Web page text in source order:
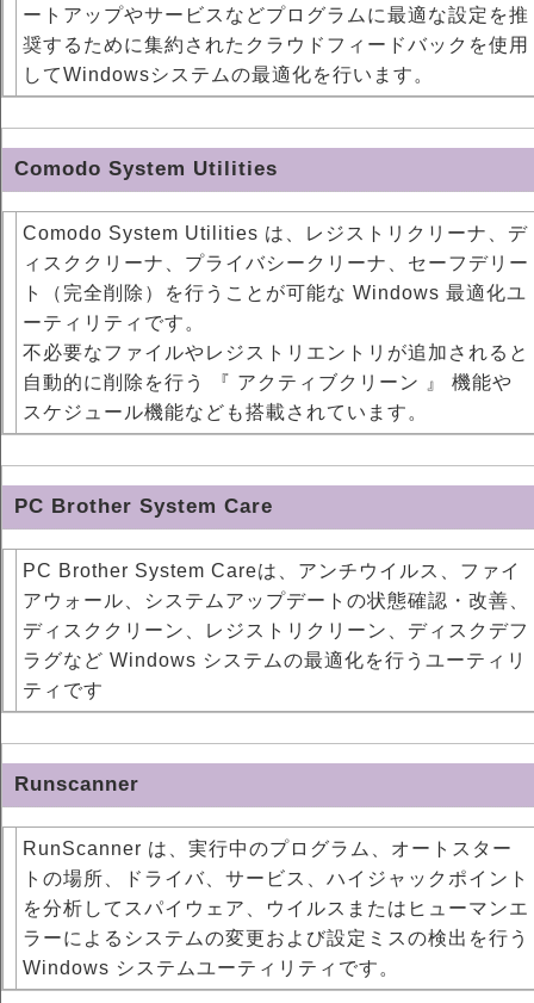
ートアップやサービスなどプログラムに最適な設定を推
奨するために集約されたクラウドフィードバックを使用
してWindowsシステムの最適化を行います。
Comodo System Utilities
Comodo System Utilities は、レジストリクリーナ、デ
ィスククリーナ、プライバシークリーナ、セーフデリー
ト（完全削除）を行うことが可能な Windows 最適化ユ
ーティリティです。
不必要なファイルやレジストリエントリが追加されると
自動的に削除を行う 『 アクティブクリーン 』 機能や
スケジュール機能なども搭載されています。
PC Brother System Care
PC Brother System Careは、アンチウイルス、ファイ
アウォール、システムアップデートの状態確認・改善、
ディスククリーン、レジストリクリーン、ディスクデフ
ラグなど Windows システムの最適化を行うユーティリ
ティです
Runscanner
RunScanner は、実行中のプログラム、オートスター
トの場所、ドライバ、サービス、ハイジャックポイント
を分析してスパイウェア、ウイルスまたはヒューマンエ
ラーによるシステムの変更および設定ミスの検出を行う
Windows システムユーティリティです。